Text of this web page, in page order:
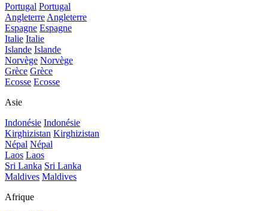
Portugal Portugal
Angleterre Angleterre
Espagne Espagne
Italie Italie
Islande Islande
Norvège Norvège
Grèce Grèce
Ecosse Ecosse
Asie
Indonésie Indonésie
Kirghizistan Kirghizistan
Népal Népal
Laos Laos
Sri Lanka Sri Lanka
Maldives Maldives
Afrique